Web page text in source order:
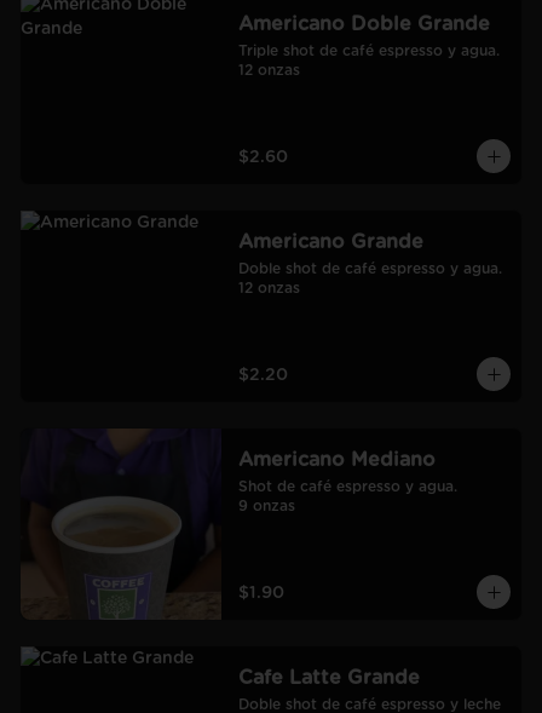
Americano Doble Grande
Triple shot de café espresso y agua.
12 onzas
$2.60
Americano Grande
Doble shot de café espresso y agua.
12 onzas
$2.20
Americano Mediano
Shot de café espresso y agua.
9 onzas
$1.90
Cafe Latte Grande
Doble shot de café espresso y leche